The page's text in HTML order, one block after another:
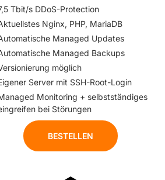
Tbit/s DDoS-Protection
Nginx, PHP, MariaDB
Managed Updates
Managed Backups
möglich
Server mit SSH-Root-Login
Monitoring + selbstständiges
bei Störungen
BESTELLEN